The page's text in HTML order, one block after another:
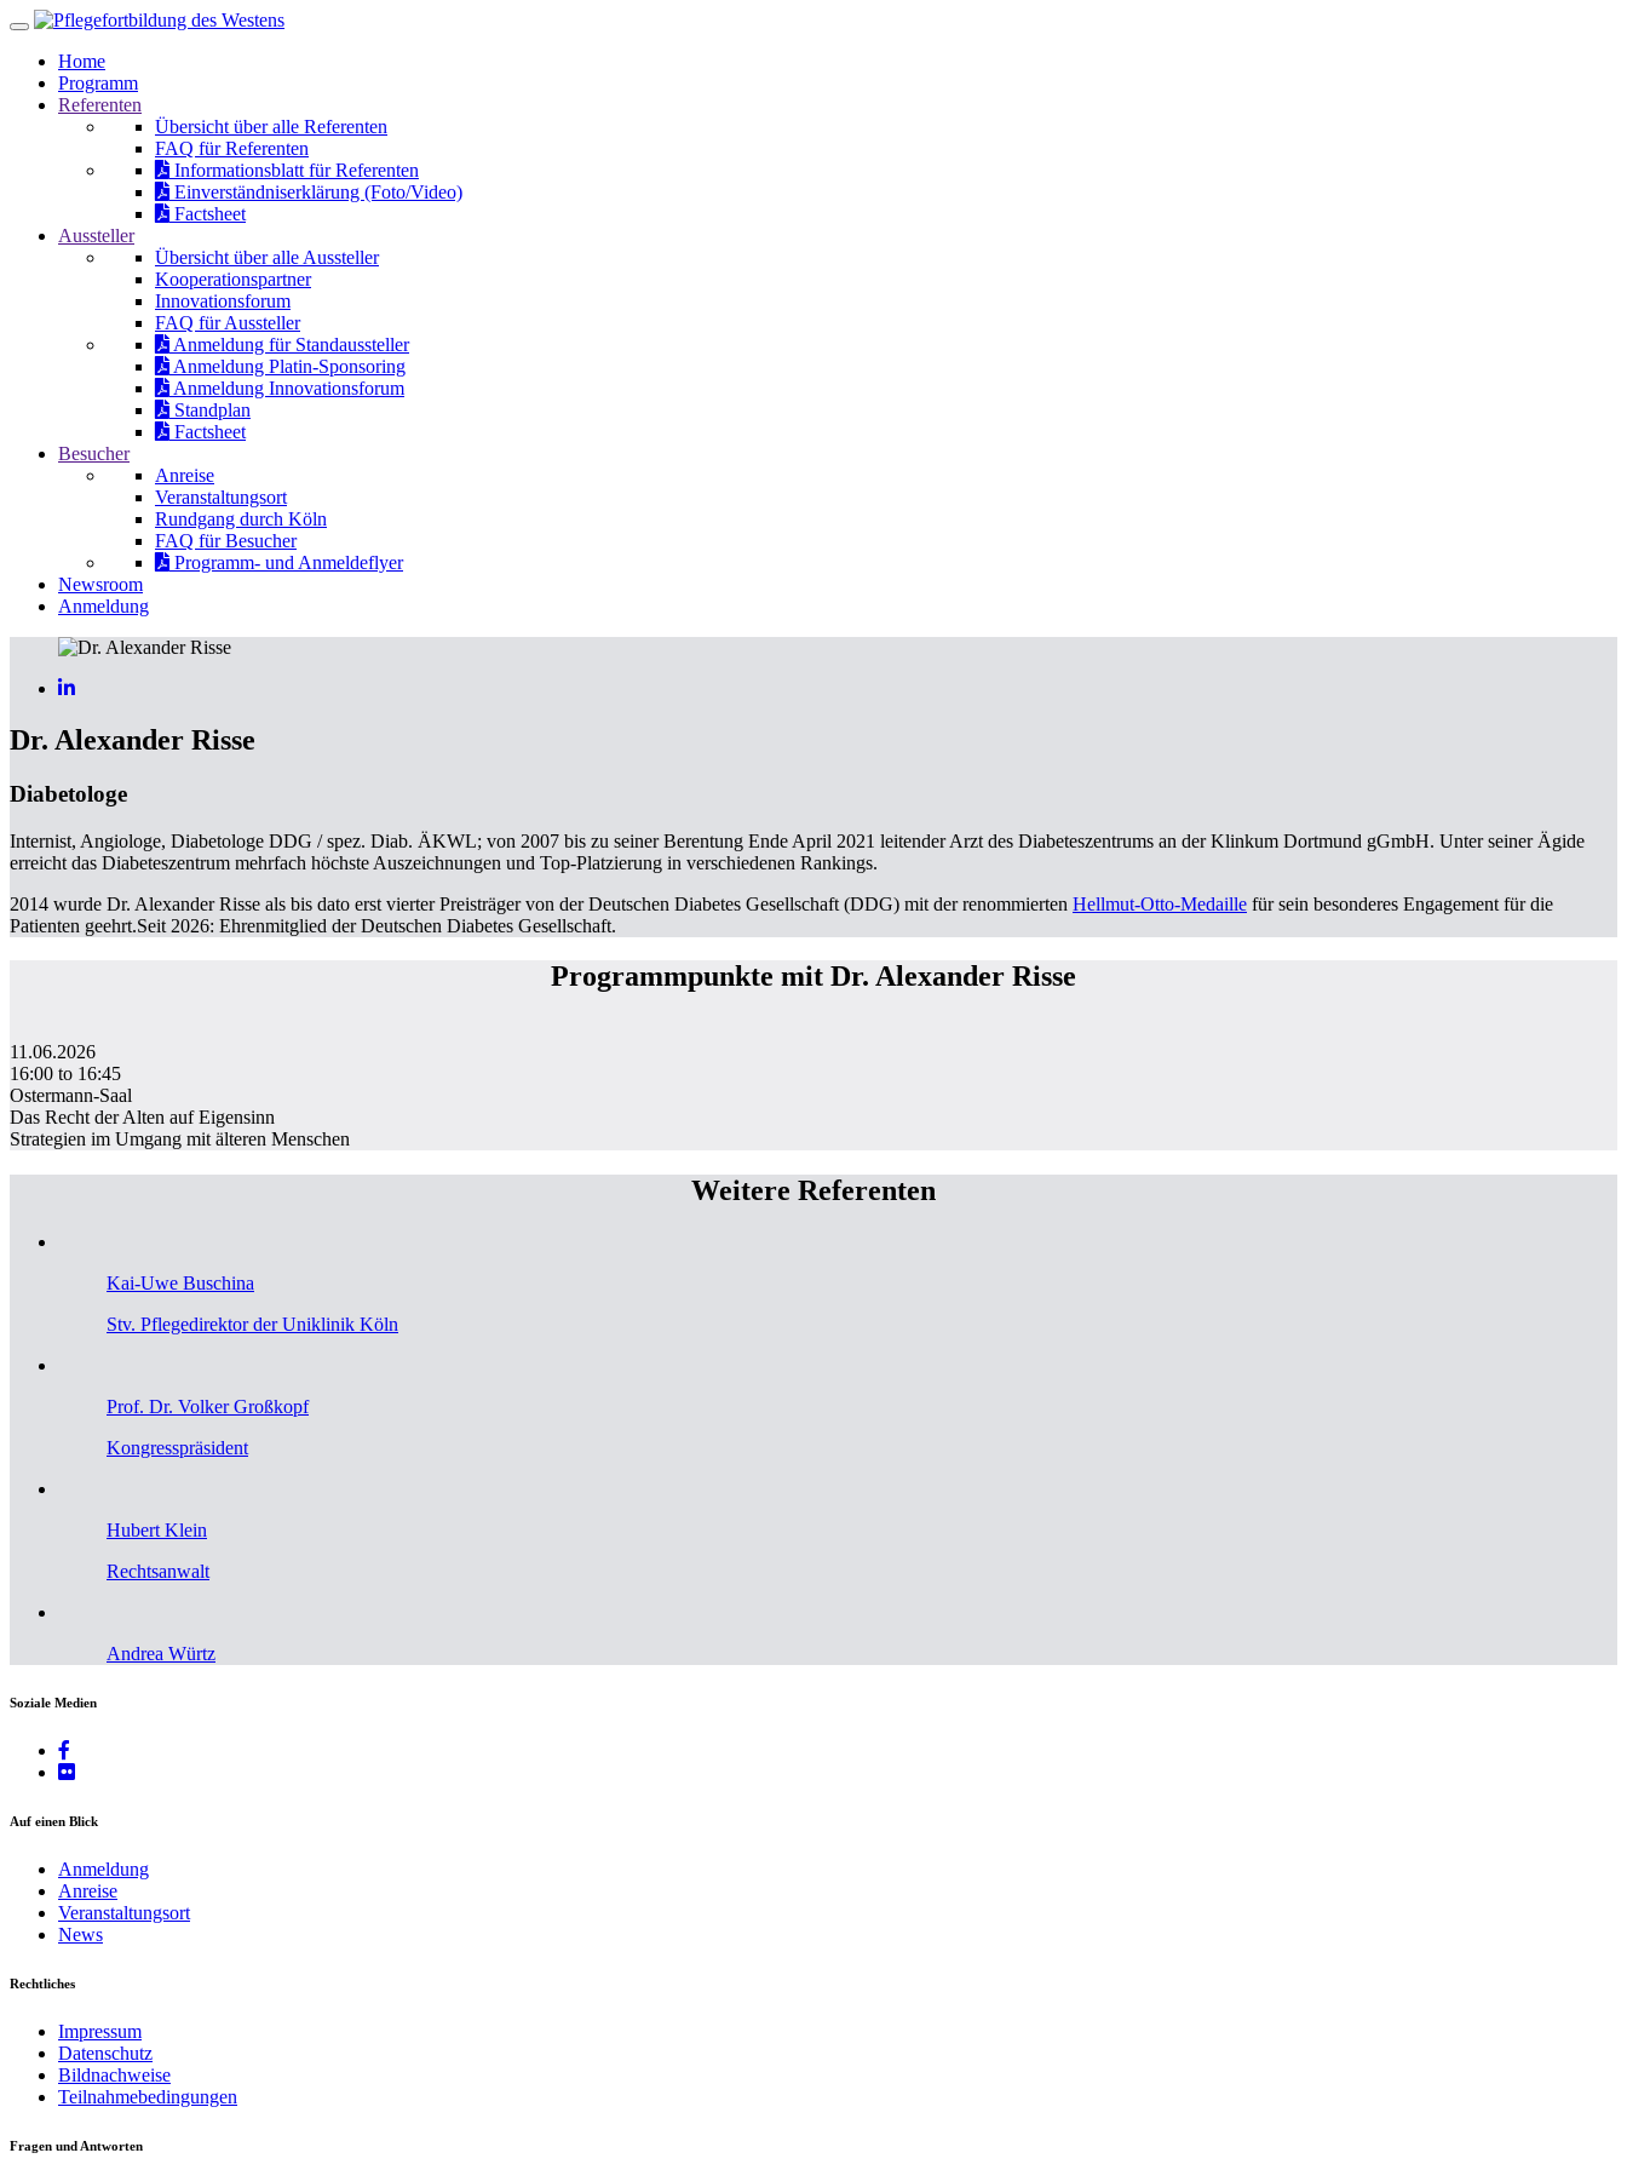
Home
Programm
Referenten
Übersicht über alle Referenten
FAQ für Referenten
Informationsblatt für Referenten
Einverständniserklärung (Foto/Video)
Factsheet
Aussteller
Übersicht über alle Aussteller
Kooperationspartner
Innovationsforum
FAQ für Aussteller
Anmeldung für Standaussteller
Anmeldung Platin-Sponsoring
Anmeldung Innovationsforum
Standplan
Factsheet
Besucher
Anreise
Veranstaltungsort
Rundgang durch Köln
FAQ für Besucher
Programm- und Anmeldeflyer
Newsroom
Anmeldung
Dr. Alexander Risse
Diabetologe
Internist, Angiologe, Diabetologe DDG / spez. Diab. ÄKWL; von 2007 bis zu seiner Berentung Ende April 2021 leitender Arzt des Diabeteszentrums an der Klinkum Dortmund gGmbH. Unter seiner Ägide
erreicht das Diabeteszentrum mehrfach höchste Auszeichnungen und Top-Platzierung in verschiedenen Rankings.
2014 wurde Dr. Alexander Risse als bis dato erst vierter Preisträger von der Deutschen Diabetes Gesellschaft (DDG) mit der renommierten Hellmut-Otto-Medaille für sein besonderes Engagement für die
Patienten geehrt.Seit 2026: Ehrenmitglied der Deutschen Diabetes Gesellschaft.
Programmpunkte mit Dr. Alexander Risse
11.06.2026
16:00 to 16:45
Ostermann-Saal
Das Recht der Alten auf Eigensinn
Strategien im Umgang mit älteren Menschen
Weitere Referenten
Kai-Uwe Buschina
Stv. Pflegedirektor der Uniklinik Köln
Prof. Dr. Volker Großkopf
Kongresspräsident
Hubert Klein
Rechtsanwalt
Andrea Würtz
Soziale Medien
Auf einen Blick
Anmeldung
Anreise
Veranstaltungsort
News
Rechtliches
Impressum
Datenschutz
Bildnachweise
Teilnahmebedingungen
Fragen und Antworten